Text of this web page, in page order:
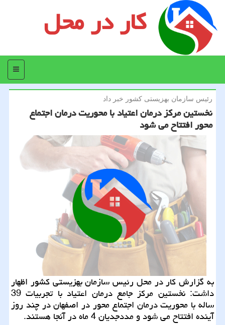
کار در محل
منو
رئیس سازمان بهزیستی كشور خبر داد
نخستین مركز درمان اعتیاد با محوریت درمان اجتماع
محور افتتاح می شود
به گزارش كار در محل رئیس سازمان بهزیستی كشور اظهار
داشت: نخستین مركز جامع درمان اعتیاد با تجربیات 39
ساله با محوریت درمان اجتماع محور در اصفهان در چند روز
آینده افتتاح می شود و مددجدیان 4 ماه در آنجا هستند.